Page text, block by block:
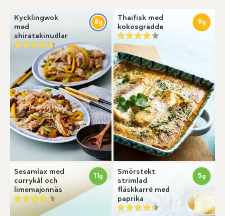
Kycklingwok
med
shiratakinudlar
8g
Thaifisk med
kokosgrädde
9g
Sesamlax med
currykål och
limemajonnäs
11g
Smörstekt
strimlad
fläskkarré med
paprika
5g